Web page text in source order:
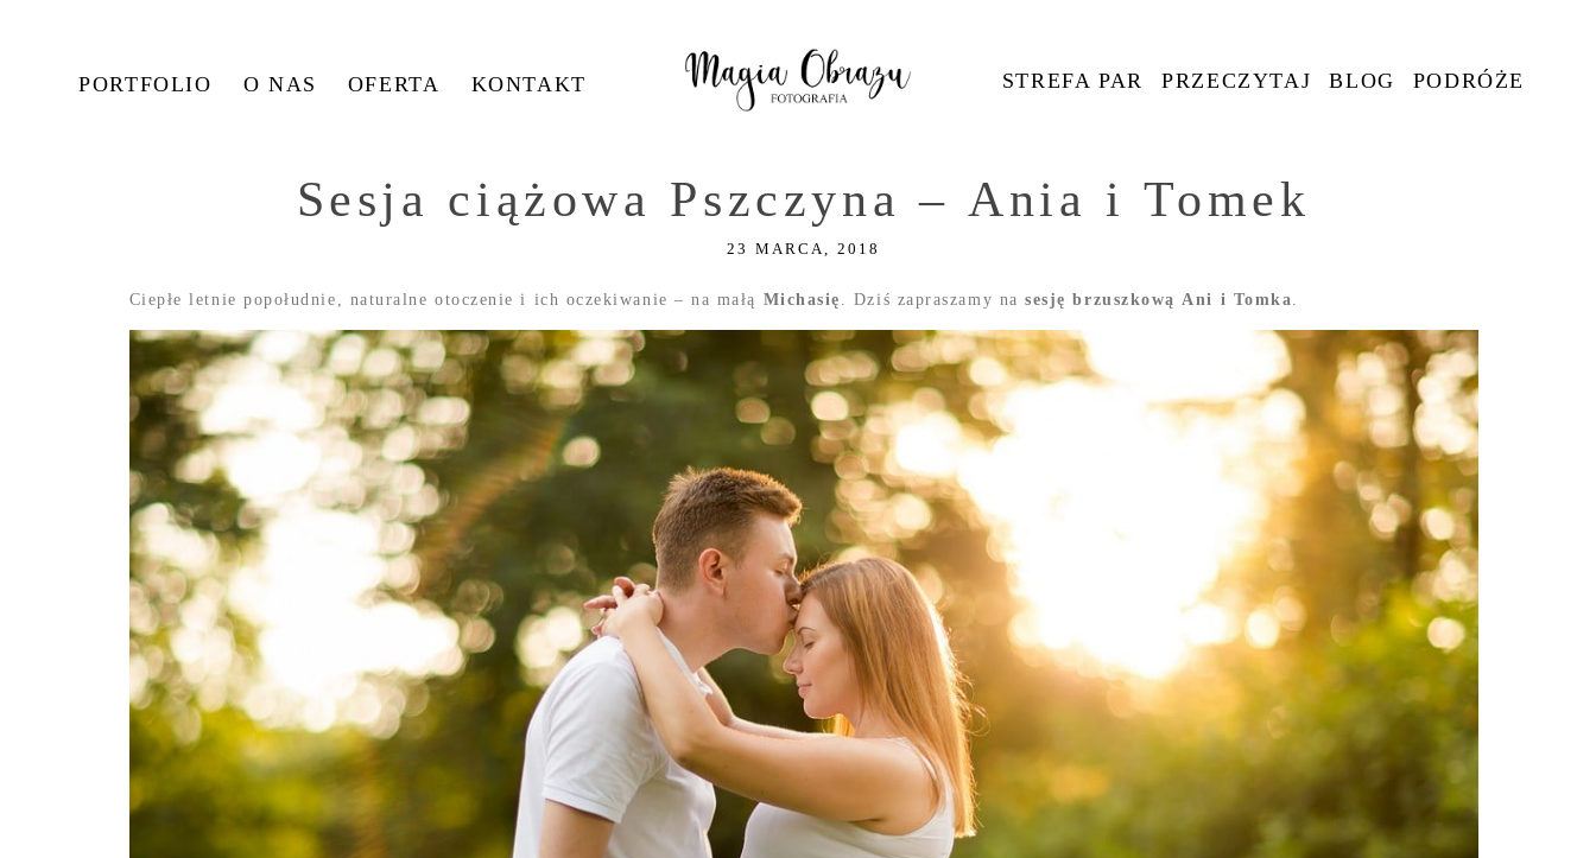
PORTFOLIO O NAS OFERTA KONTAKT STREFA PAR PRZECZYTAJ BLOG PODRÓŻE
Sesja ciążowa Pszczyna – Ania i Tomek
23 MARCA, 2018
Ciepłe letnie popołudnie, naturalne otoczenie i ich oczekiwanie – na małą Michasię . Dziś zapraszamy nasesję brzuszkową Ani i Tomka.